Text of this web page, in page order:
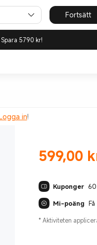
Fortsätt
5790 kr!
in!
599,00
Current Price
Kuponger
Mi-poäng
* Aktiviteten